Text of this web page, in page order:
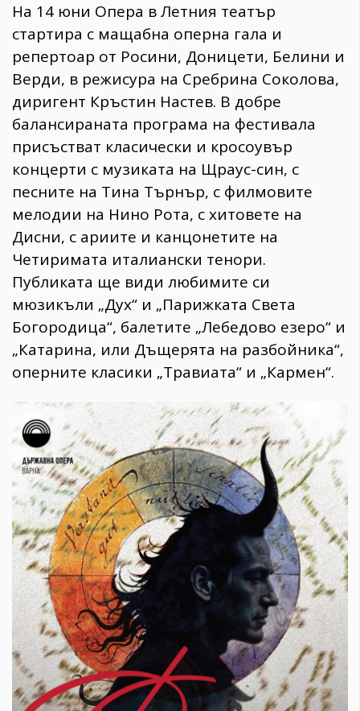
На 14 юни Опера в Летния театър
стартира с мащабна оперна гала и
репертоар от Росини, Доницети, Белини и
Верди, в режисура на Сребрина Соколова,
диригент Кръстин Настев. В добре
балансираната програма на фестивала
присъстват класически и кросоувър
концерти с музиката на Щраус-син, с
песните на Тина Търнър, с филмовите
мелодии на Нино Рота, с хитовете на
Дисни, с ариите и канцонетите на
Четиримата италиански тенори.
Публиката ще види любимите си
мюзикъли „Дух“ и „Парижката Света
Богородица“, балетите „Лебедово езеро“ и
„Катарина, или Дъщерята на разбойника“,
оперните класики „Травиата“ и „Кармен“.